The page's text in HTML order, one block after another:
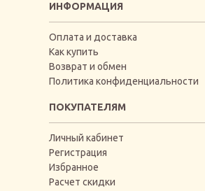
ИНФОРМАЦИЯ
Оплата и доставка
Как купить
Возврат и обмен
Политика конфиденциальности
ПОКУПАТЕЛЯМ
Личный кабинет
Регистрация
Избранное
Расчет скидки